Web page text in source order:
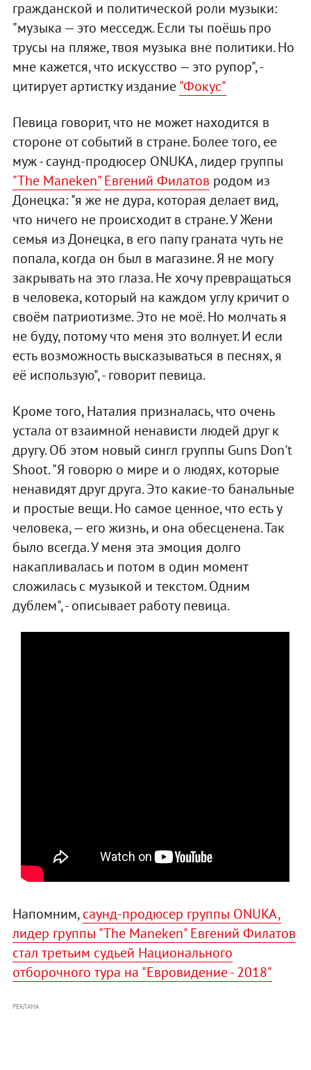
гражданской и политической роли музыки:
"музыка — это месседж. Если ты поёшь про
трусы на пляже, твоя музыка вне политики. Но
мне кажется, что искусство — это рупор", -
цитирует артистку издание"Фокус"
Певица говорит, что не может находится в
стороне от событий в стране. Более того, ее
муж - саунд-продюсер ONUKA, лидер группы
"The Maneken" Евгений Филатов родом из
Донецка: "я же не дура, которая делает вид,
что ничего не происходит в стране. У Жени
семья из Донецка, в его папу граната чуть не
попала, когда он был в магазине. Я не могу
закрывать на это глаза. Не хочу превращаться
в человека, который на каждом углу кричит о
своём патриотизме. Это не моё. Но молчать я
не буду, потому что меня это волнует. И если
есть возможность высказываться в песнях, я
её использую", - говорит певица.
Кроме того, Наталия призналась, что очень
устала от взаимной ненависти людей друг к
другу. Об этом новый сингл группы Guns Don't
Shoot. "Я говорю о мире и о людях, которые
ненавидят друг друга. Это какие-то банальные
и простые вещи. Но самое ценное, что есть у
человека, — его жизнь, и она обесценена. Так
было всегда. У меня эта эмоция долго
накапливалась и потом в один момент
сложилась с музыкой и текстом. Одним
дублем", - описывает работу певица.
Напомним,саунд-продюсер группы ONUKA,
лидер группы "The Maneken" Евгений Филатов
стал третьим судьей Национального
отборочного тура на "Евровидение - 2018"
РЕКЛАМА